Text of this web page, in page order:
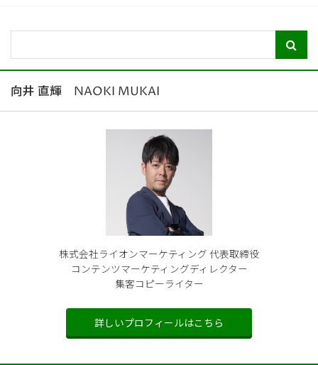
向井 直輝 NAOKI MUKAI
株式会社ライオンマーケティング 代表取締役
コンテンツマーケティングディレクター
集客コピーライター
詳しいプロフィールはこちら